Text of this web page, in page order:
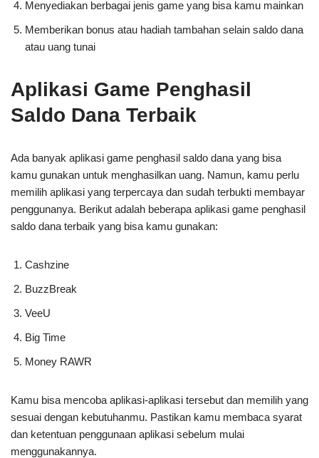
Menyediakan berbagai jenis game yang bisa kamu mainkan
Memberikan bonus atau hadiah tambahan selain saldo dana
atau uang tunai
Aplikasi Game Penghasil
Saldo Dana Terbaik
Ada banyak aplikasi game penghasil saldo dana yang bisa
kamu gunakan untuk menghasilkan uang. Namun, kamu perlu
memilih aplikasi yang terpercaya dan sudah terbukti membayar
penggunanya. Berikut adalah beberapa aplikasi game penghasil
saldo dana terbaik yang bisa kamu gunakan:
Cashzine
BuzzBreak
VeeU
Big Time
Money RAWR
Kamu bisa mencoba aplikasi-aplikasi tersebut dan memilih yang
sesuai dengan kebutuhanmu. Pastikan kamu membaca syarat
dan ketentuan penggunaan aplikasi sebelum mulai
menggunakannya.